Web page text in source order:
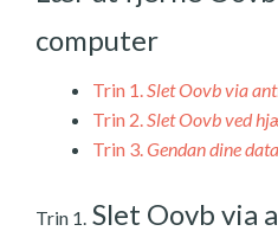
computer
Trin 1.Slet Oovb via
Trin 2.Slet Oovb ved
Trin 3.Gendan dine data
Trin 1. Slet Oovb via